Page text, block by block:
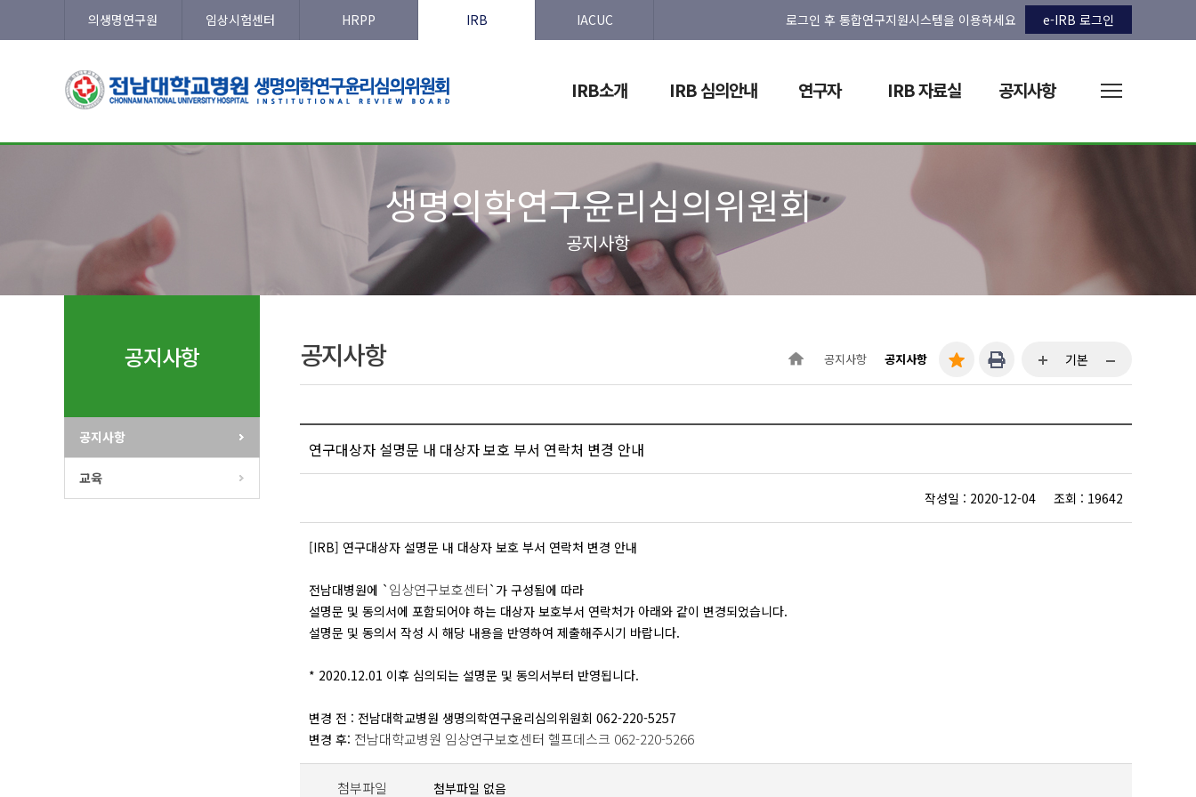
의생명연구원 임상시험센터 HRPP IRB IACUC 로그인 후 통합연구지원시스템을 이용하세요 e-IRB 로그인
IRB소개 IRB 심의안내 연구자 IRB 자료실 공지사항
생명의학연구윤리심의위원회
공지사항
공지사항
공지사항
교육
공지사항 공지사항 공지사항 기본
연구대상자 설명문 내 대상자 보호 부서 연락처 변경 안내
작성일 : 2020-12-04 조회 : 19642
[IRB] 연구대상자 설명문 내 대상자 보호 부서 연락처 변경 안내
전남대병원에 ` 임상연구보호센터`가 구성됨에 따라
설명문 및 동의서에 포함되어야 하는 대상자 보호부서 연락처가 아래와 같이 변경되었습니다.
설명문 및 동의서 작성 시 해당 내용을 반영하여 제출해주시기 바랍니다.
* 2020.12.01 이후 심의되는 설명문 및 동의서부터 반영됩니다.
변경 전 : 전남대학교병원 생명의학연구윤리심의위원회 062-220-5257
변경 후: 전남대학교병원 임상연구보호센터 헬프데스크 062-220-5266
첨부파일 첨부파일 없음